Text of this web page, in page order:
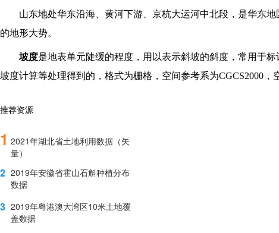
山东地处华东沿海、黄河下游、京杭大运河中北段，是华东
的地形大势。
坡度是地表单元陡缓的程度，用以表示斜坡的斜度，常用于标
坡度计算等处理得到的，格式为栅格，空间参考系为CGCS2000，
推荐资源
1 2021年湖北省土地利用数据（矢
量）
2 2019年安徽省霍山石斛种植分布
数据
3 2019年粤港澳大湾区10米土地覆
盖数据